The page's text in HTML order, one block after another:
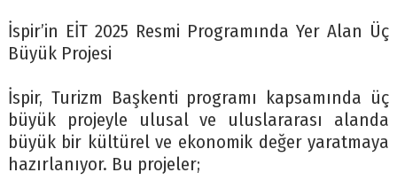
İspir’in EİT 2025 Resmi Programında Yer Alan Üç
Büyük Projesi
İspir, Turizm Başkenti programı kapsamında üç
büyük projeyle ulusal ve uluslararası alanda
büyük bir kültürel ve ekonomik değer yaratmaya
hazırlanıyor. Bu projeler;